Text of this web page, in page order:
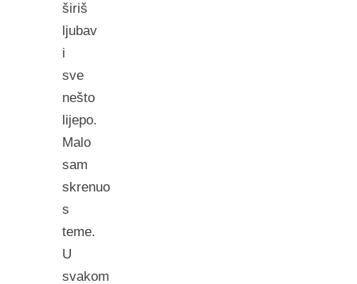
širiš
ljubav
i
sve
nešto
lijepo.
Malo
sam
skrenuo
s
teme.
U
svakom